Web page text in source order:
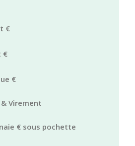
€
€
€
Virement
€ sous pochette